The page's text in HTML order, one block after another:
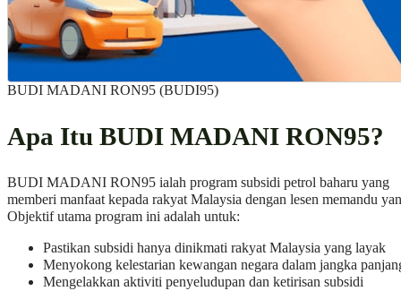
BUDI MADANI RON95 (BUDI95)
Apa Itu BUDI MADANI RON95?
BUDI MADANI RON95 ialah program subsidi petrol baharu yang
memberi manfaat kepada rakyat Malaysia dengan lesen memandu
Objektif utama program ini adalah untuk:
Pastikan subsidi hanya dinikmati rakyat Malaysia yang layak
Menyokong kelestarian kewangan negara dalam jangka
Mengelakkan aktiviti penyeludupan dan ketirisan subsidi